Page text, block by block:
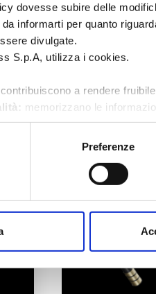
dovesse subire delle
informarti per quanto
divulgate.
S.p.A, utilizza i cookies.
contribuiscono a rendere
memorizzano le
il paese di provenienza);
raccolgono informazioni
di ciascuna visita, le
Preferenze